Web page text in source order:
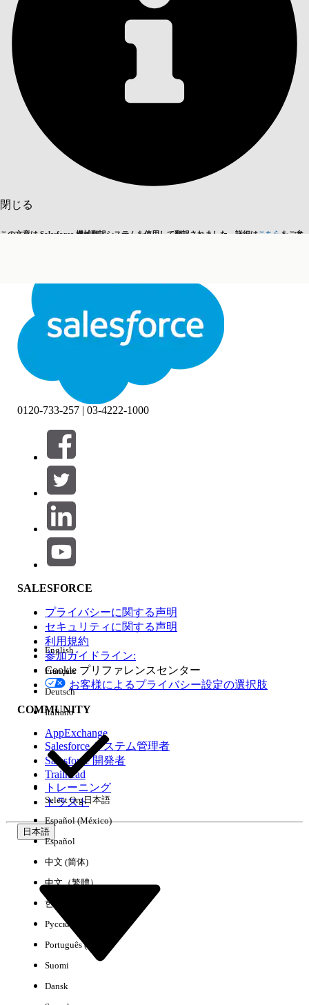
閉じる
この文章は Salesforce 機械翻訳システムを使用して翻訳されました。詳細はこちら をご参
閉じる 閉じる
目次
絞り込み条件 (0)
絞り込み条件を選択
製品エリア
機能の影響
エディション
環境
0120-733-257 | 03-4222-1000
SALESFORCE
プライバシーに関する声明
セキュリティに関する声明
利用規約
参加ガイドライン:
Cookie プリファレンスセンター
お客様によるプライバシー設定の選択肢
COMMUNITY
AppExchange
Salesforce システム管理者
Salesforce 開発者
Trailhead
トレーニング
トラスト
日本語
English
Français
Deutsch
Italiano
Select Org日本語
Español (México)
Español
中文 (简体)
中文（繁體）
한국어
Русский
Português (Brasil)
Suomi
Dansk